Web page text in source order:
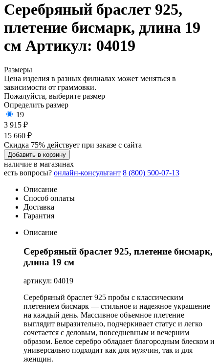
Серебряный браслет 925,
плетение бисмарк, длина 19
см Артикул: 04019
Размеры
Цена изделия в разных филиалах может меняться в
зависимости от граммовки.
Пожалуйста, выберите размер
Определить размер
19
3 915 ₽
15 660 ₽
Скидка 75% действует при заказе с сайта
Добавить в корзину
наличие в магазинах
есть вопросы? онлайн-консультант 8 (800) 500-07-13
Описание
Способ оплаты
Доставка
Гарантия
Описание
Серебряный браслет 925, плетение бисмарк,
длина 19 см
артикул: 04019
Серебряный браслет 925 пробы с классическим
плетением бисмарк — стильное и надежное украшение
на каждый день. Массивное объемное плетение
выглядит выразительно, подчеркивает статус и легко
сочетается с деловым, повседневным и вечерним
образом. Белое серебро обладает благородным блеском и
универсально подходит как для мужчин, так и для
женщин.